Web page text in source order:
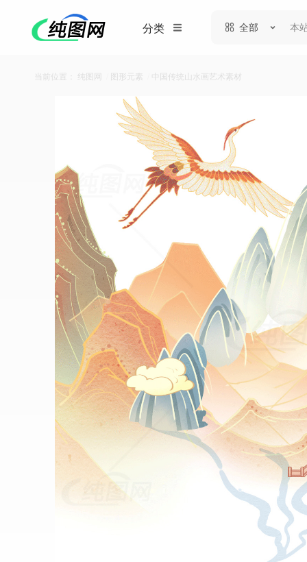
分类 全部
当前位置： 纯图网 图形元素 中国传统山水画艺术素材